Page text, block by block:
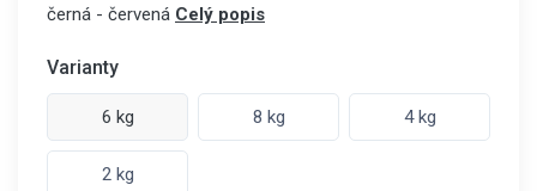
černá - červená Celý popis
Varianty
6 kg 8 kg 4 kg
2 kg